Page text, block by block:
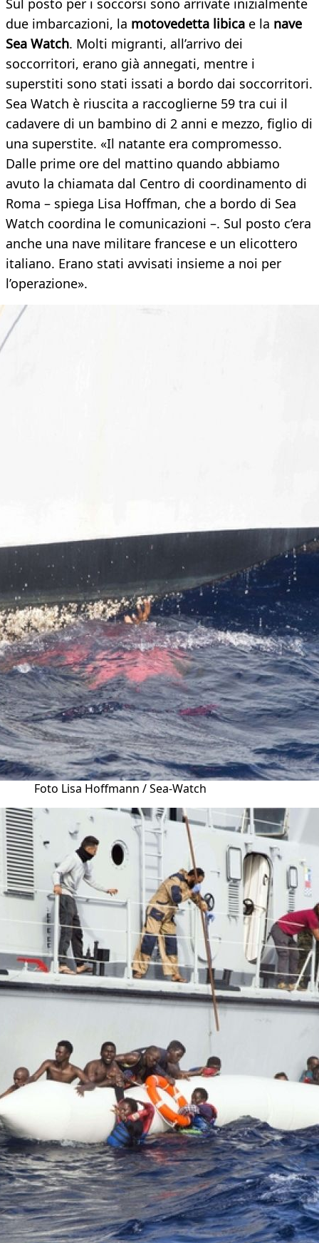
Sul posto per i soccorsi sono arrivate inizialmente
due imbarcazioni, la motovedetta libica e la nave
Sea Watch. Molti migranti, all’arrivo dei
soccorritori, erano già annegati, mentre i
superstiti sono stati issati a bordo dai soccorritori.
Sea Watch è riuscita a raccoglierne 59 tra cui il
cadavere di un bambino di 2 anni e mezzo, figlio di
una superstite. «Il natante era compromesso.
Dalle prime ore del mattino quando abbiamo
avuto la chiamata dal Centro di coordinamento di
Roma – spiega Lisa Hoffman, che a bordo di Sea
Watch coordina le comunicazioni –. Sul posto c’era
anche una nave militare francese e un elicottero
italiano. Erano stati avvisati insieme a noi per
l’operazione».
Foto Lisa Hoffmann / Sea-Watch